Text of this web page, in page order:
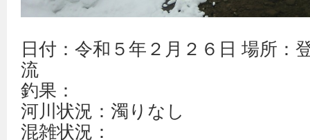
日付：令和５年２月２６日 場所
流
釣果：
河川状況：濁りなし
混雑状況：